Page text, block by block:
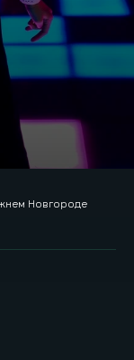
Новгороде